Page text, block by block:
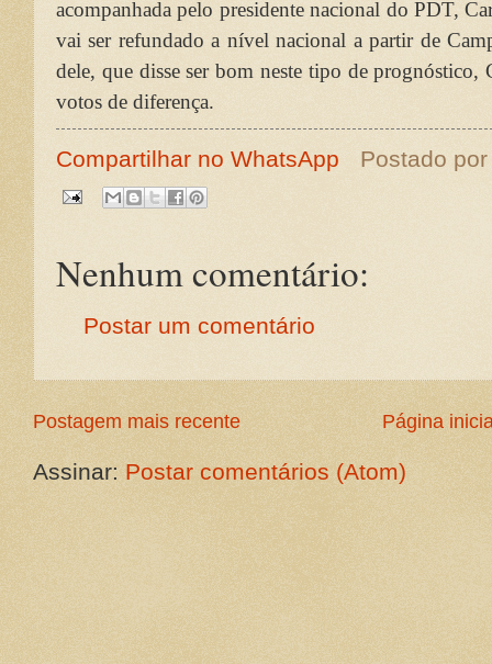
acompanhada pelo presidente nacional do PDT,
vai ser refundado a nível nacional a partir de
dele, que disse ser bom neste tipo de
votos de diferença.
Compartilhar no WhatsApp Postado
Nenhum comentário:
Postar um comentário
Postagem mais recente Página
Assinar: Postar comentários (Atom)